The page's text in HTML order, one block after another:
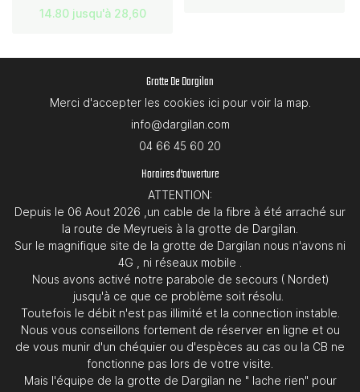
14.80 jusqu'à 28,60
Grotte De Dargilan
Merci d'accepter les cookies icipour voir la map.
04 66 45 60 20
Horaires d'ouverture
ATTENTION:
Depuis le 06 Aout 2026 ,un cable de la fibre à été arraché sur
la route de Meyrueis à la grotte de Dargilan.
Sur le magnifique site de la grotte de Dargilan nous n'avons ni
4G , ni réseaux mobile .
Nous avons activé notre parabole de secours ( Nordet)
jusqu'à ce que ce problème soit résolu.
Toutefois le débit n'est pas illimité et la connection instable.
Nous vous conseillons fortement de réserver en ligne et ou
de vous munir d'un chéquier ou d'espèces au cas ou la CB ne
fonctionne pas lors de votre visite.
Mais l'équipe de la grotte de Dargilan ne " lache rien" pour